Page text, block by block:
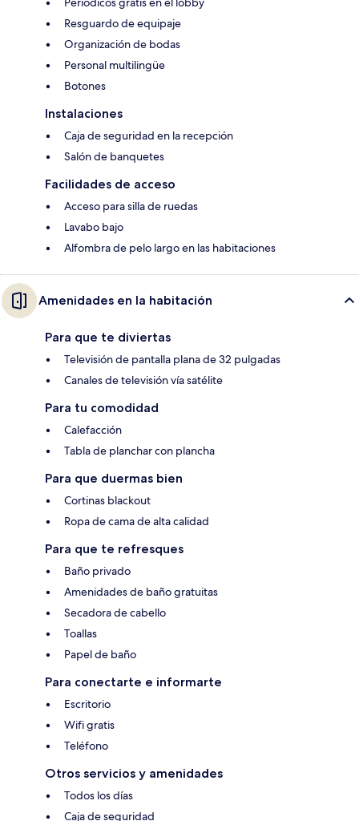
Resguardo de equipaje
Organización de bodas
Personal multilingüe
Botones
Instalaciones
Caja de seguridad en la recepción
Salón de banquetes
Facilidades de acceso
Acceso para silla de ruedas
Lavabo bajo
Alfombra de pelo largo en las habitaciones
Amenidades en la habitación
Para que te diviertas
Televisión de pantalla plana de 32 pulgadas
Canales de televisión vía satélite
Para tu comodidad
Calefacción
Tabla de planchar con plancha
Para que duermas bien
Cortinas blackout
Ropa de cama de alta calidad
Para que te refresques
Baño privado
Amenidades de baño gratuitas
Secadora de cabello
Toallas
Papel de baño
Para conectarte e informarte
Escritorio
Wifi gratis
Teléfono
Otros servicios y amenidades
Todos los días
Caja de seguridad